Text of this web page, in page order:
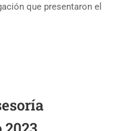
que presentaron el